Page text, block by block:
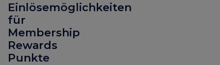
Einlösemöglichkeiten
für
Membership
Rewards
Punkte